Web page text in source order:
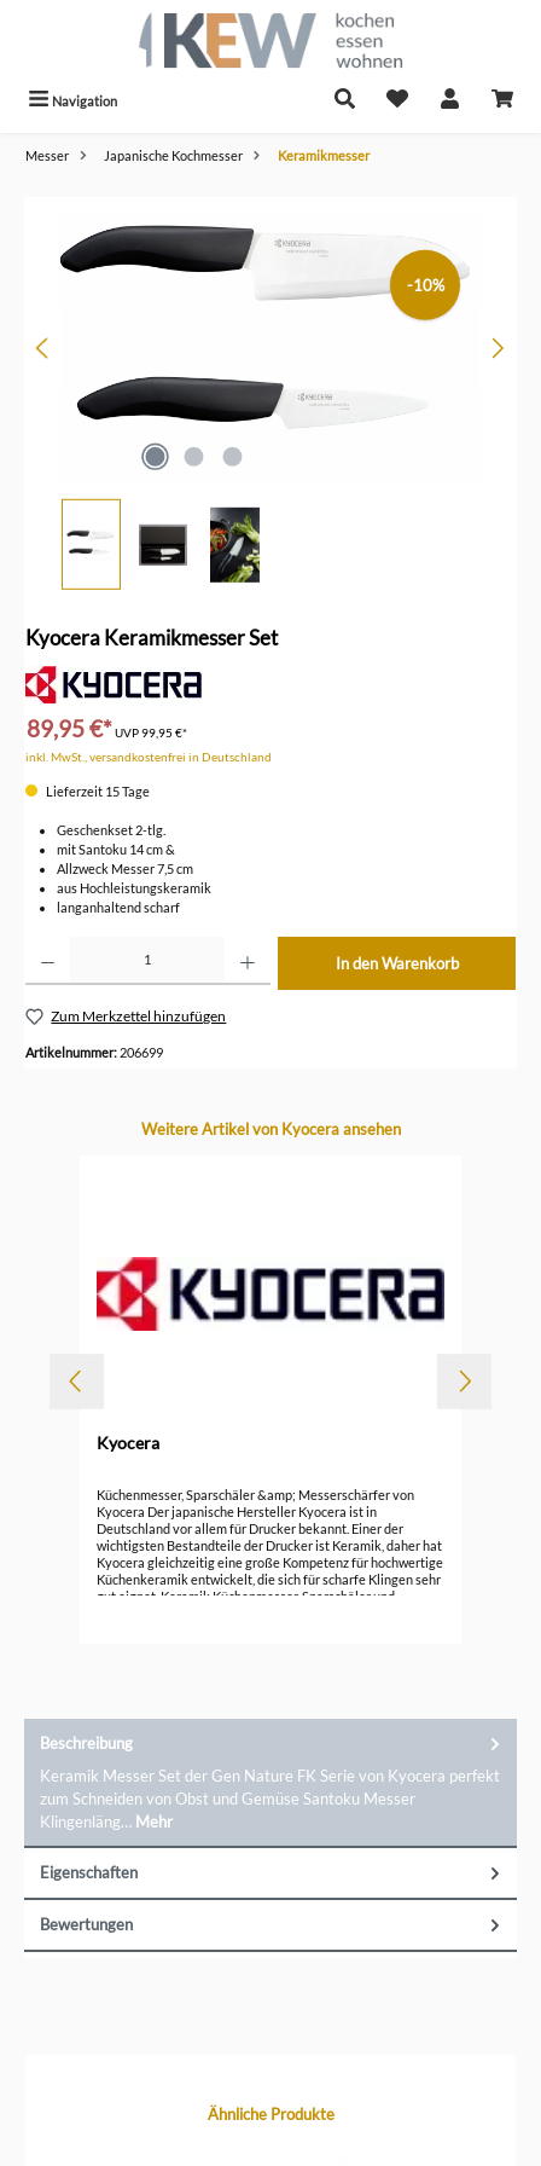
Navigation
Messer Japanische Kochmesser Keramikmesser
-10%
Kyocera Keramikmesser Set
89,95 €*UVP99,95 €*
inkl. MwSt., versandkostenfrei in Deutschland
Lieferzeit 15 Tage
Geschenkset 2-tlg.
mit Santoku 14 cm &
Allzweck Messer 7,5 cm
aus Hochleistungskeramik
langanhaltend scharf
In den Warenkorb
Zum Merkzettel hinzufügen
Artikelnummer: 206699
Produktgalerie überspringen
Weitere Artikel von Kyocera ansehen
Kyocera
Küchenmesser, Sparschäler &amp; Messerschärfer von
Kyocera Der japanische Hersteller Kyocera ist in
Deutschland vor allem für Drucker bekannt. Einer der
wichtigsten Bestandteile der Drucker ist Keramik, daher hat
Kyocera gleichzeitig eine große Kompetenz für hochwertige
Küchenkeramik entwickelt, die sich für scharfe Klingen sehr
gut eignet. Keramik Küchenmesser, Sparschäler und
Beschreibung
Keramik Messer Set der Gen Nature FK Serie von Kyocera perfekt
zum Schneiden von Obst und Gemüse Santoku Messer
Klingenläng… Mehr
Eigenschaften
Bewertungen
Produktgalerie überspringenÄhnliche Produkte